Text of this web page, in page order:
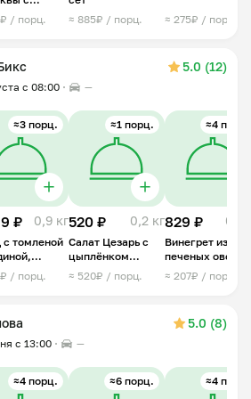
/ порц.
≈ 885₽ / порц.
≈ 275₽ / порц.
5.0 (12)
с 08:00 —
≈3 порц.
₽ 0,9 кг
томленой
/ порц.
≈1 порц.
520 ₽ 0,2 кг
Салат Цезарь с
цыплёнком
авторским
соусом
≈ 520₽ / порц.
≈4 порц.
829 ₽ 0,8
Винегрет из
печеных
с ароматным
маслом
≈ 207₽ / порц.
5.0 (8)
с 13:00 —
≈4 порц. ≈6 порц. ≈4 порц.